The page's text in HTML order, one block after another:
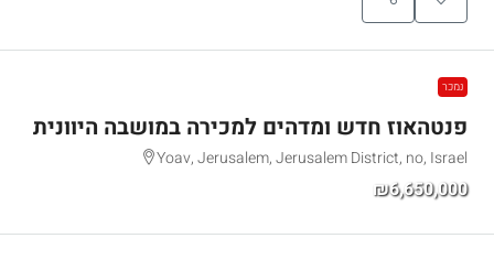
נמכר
פנטהאוז חדש ומדהים למכירה במושבה היוונית
Yoav, Jerusalem, Jerusalem District, no, Israel
₪6,650,000